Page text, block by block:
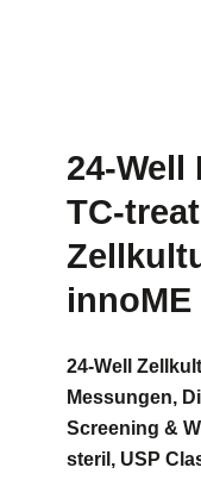
24-Well
TC-
innoME
24-Well
Messungen,
Screening &
steril, USP